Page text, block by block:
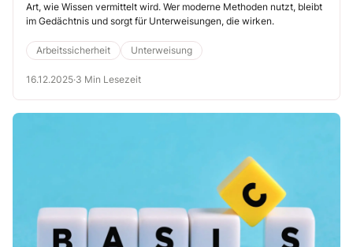
Art, wie Wissen vermittelt wird. Wer moderne Methoden nutzt, bleibt
im Gedächtnis und sorgt für Unterweisungen, die wirken.
Arbeitssicherheit Unterweisung
16.12.2025·3 Min Lesezeit